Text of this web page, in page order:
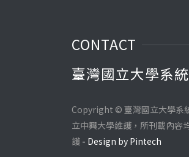
CONTACT
臺灣國立大學系統
Copyright © 臺灣國立大學系
立中興大學維護，所刊載內容
護 - Design by Pintech